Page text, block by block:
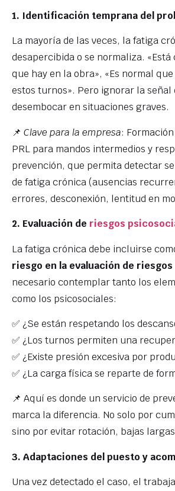
1. Identificación temprana del
La mayoría de las veces, la fatiga
desapercibida o se normaliza. «Está
que hay en la obra», «Es normal
estos turnos». Pero ignorar la señal
desembocar en situaciones graves.
📌 Clave para la empresa:
PRL para mandos intermedios y
prevención, que permita detectar
de fatiga crónica (ausencias
errores, desconexión, lentitud en
2. Evaluación de riesgos
La fatiga crónica debe incluirse
riesgo en la evaluación de riesgos
necesario contemplar tanto los
como los psicosociales:
✅ ¿Se están respetando los
✅ ¿Los turnos permiten una
✅ ¿Existe presión excesiva por
✅ ¿La carga física se reparte de
📌 Aquí es donde un servicio de
marca la diferencia. No solo por
sino por evitar rotación, bajas
3. Adaptaciones del puesto y
Una vez detectado el caso, el